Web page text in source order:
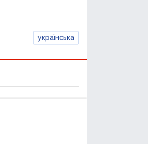
українська